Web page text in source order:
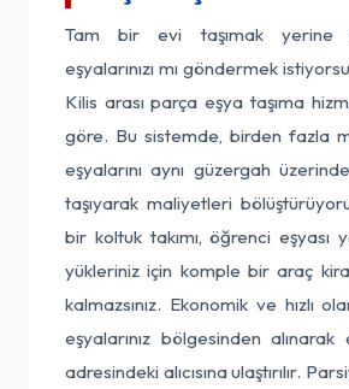
Tam bir evi taşımak yerine
eşyalarınızı mı göndermek
Kilis arası parça eşya taşıma
göre. Bu sistemde, birden fazla
eşyalarını aynı güzergah
taşıyarak maliyetleri
bir koltuk takımı, öğrenci eşyası
yükleriniz için komple bir araç
kalmazsınız. Ekonomik ve hızlı
eşyalarınız bölgesinden
adresindeki alıcısına ulaştırılır.